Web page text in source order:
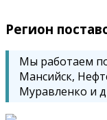
Регион
Мы работаем
Мансийск,
Муравленко и